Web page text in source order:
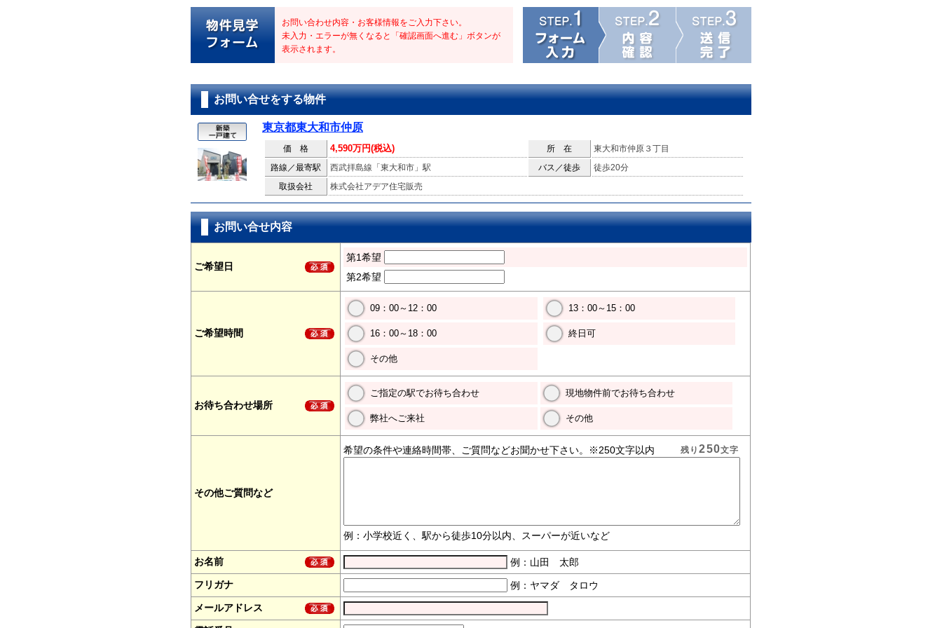
お問い合わせ内容・お客様情報をご入力下さい。
未入力・エラーが無くなると「確認画面へ進む」ボタンが
表示されます。
お問い合せをする物件
東京都東大和市仲原
価 格 4,590万円(税込) 所 在
東大和市仲原３丁目
路線／最寄駅
西武拝島線「東大和市」駅 バス／徒歩
徒歩20分
取扱会社
株式会社アデア住宅販売
お問い合せ内容
ご希望日
第1希望
第2希望
ご希望時間
09：00～12：00 13：00～15：00
16：00～18：00 終日可
その他
お待ち合わせ場所
ご指定の駅でお待ち合わせ 現地物件前でお待ち合わせ
弊社へご来社 その他
その他ご質問など
希望の条件や連絡時間帯、ご質問などお聞かせ下さい。※250文字以内
例：小学校近く、駅から徒歩10分以内、スーパーが近いなど
残り250文字
お名前
例：山田 太郎
フリガナ
例：ヤマダ タロウ
メールアドレス